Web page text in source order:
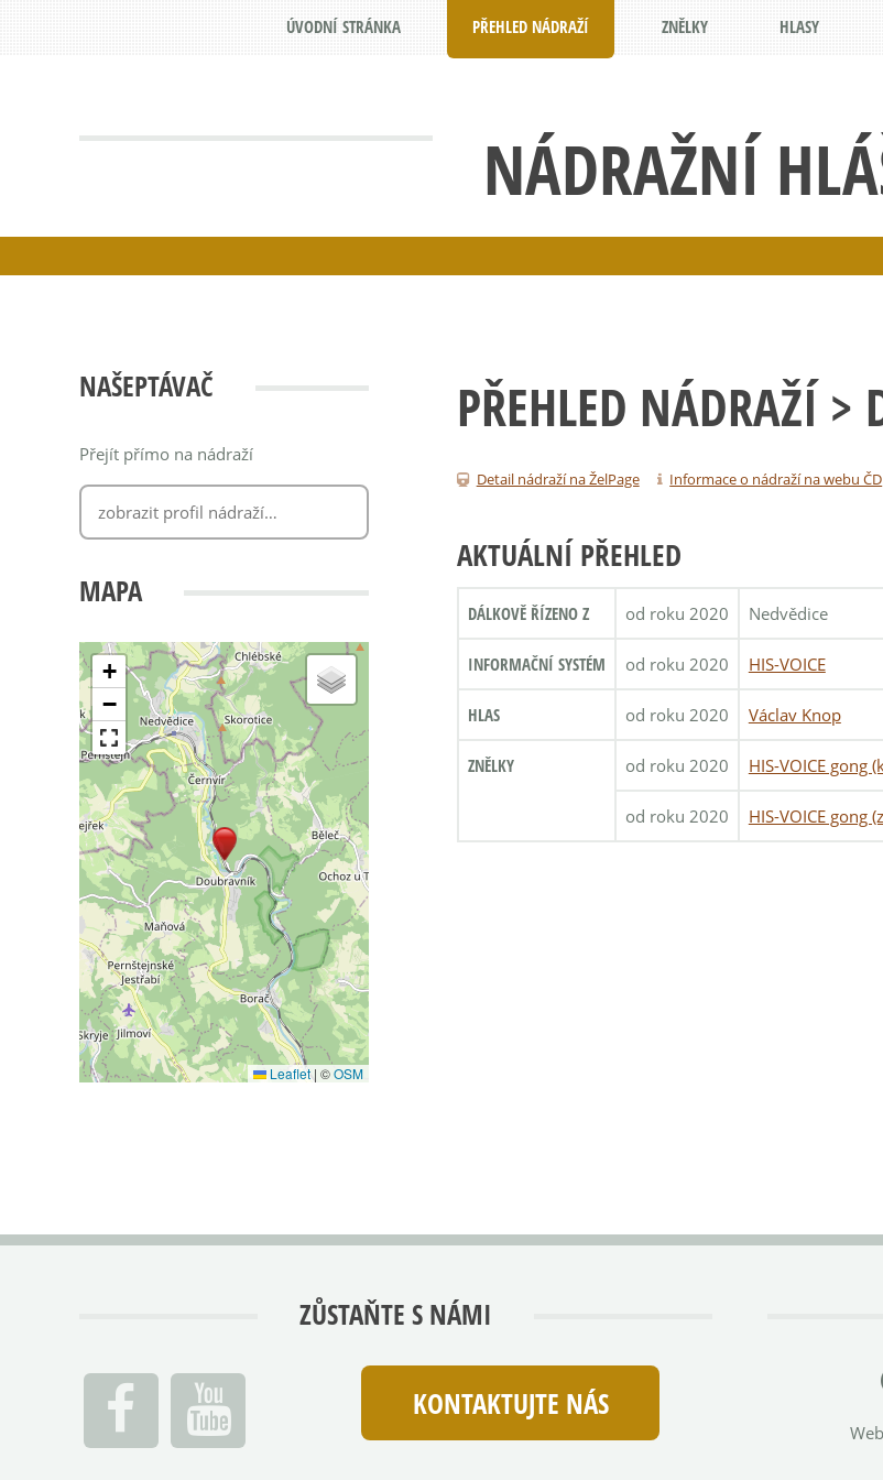
NÁDRAŽNÍ
ÚVODNÍ STRÁNKA PŘEHLED NÁDRAŽÍ ZNĚLKY HLASY
NAŠEPTÁVAČ
Přejít přímo na nádraží
MAPA
+
−
Leaflet | ©OSM
PŘEHLED NÁDRAŽÍ >
Detail nádraží na ŽelPage Informace o nádraží na webu ČD
AKTUÁLNÍ PŘEHLED
DÁLKOVĚ ŘÍZENO Z od roku 2020 Nedvědice
INFORMAČNÍ SYSTÉM od roku 2020 HIS-VOICE
HLAS od roku 2020 Václav Knop
ZNĚLKY od roku 2020 HIS-VOICE gong
od roku 2020 HIS-VOICE gong
ZŮSTAŇTE S NÁMI
KONTAKTUJTE NÁS